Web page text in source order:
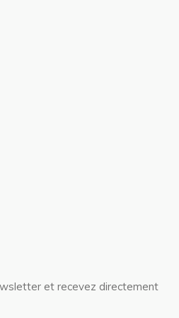
et recevez directement